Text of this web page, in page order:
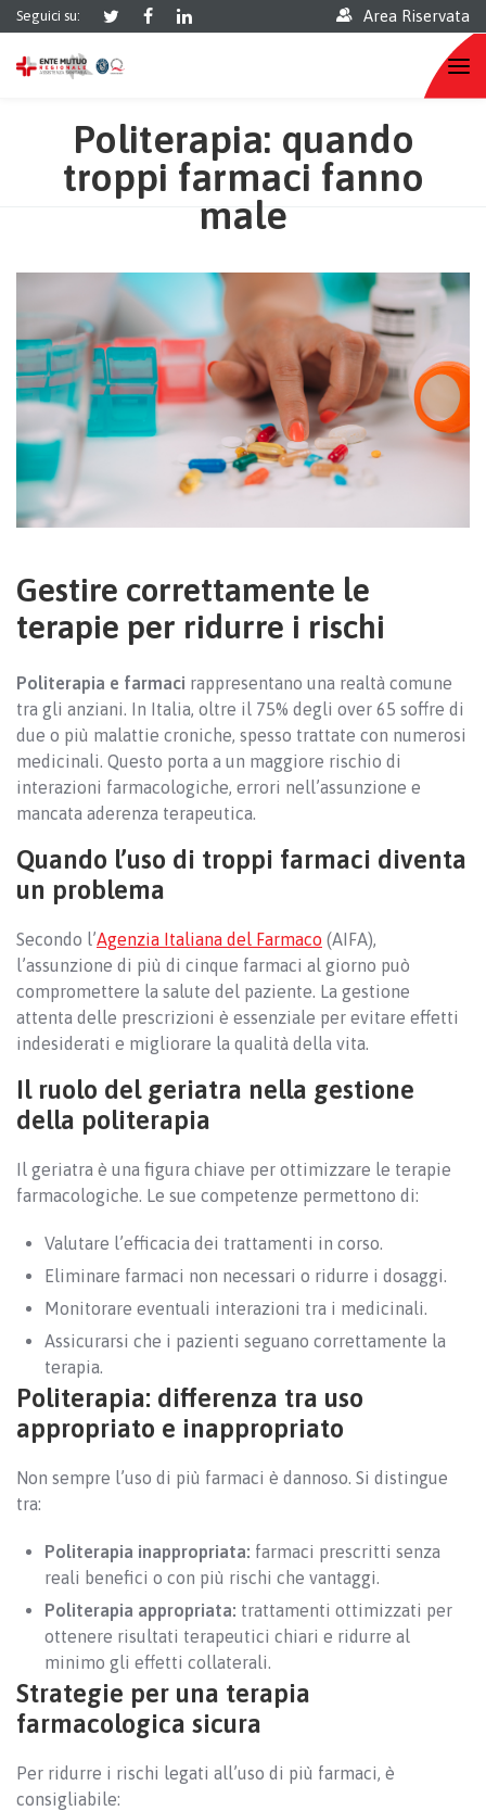
Seguici su: Area Riservata
Politerapia: quando
troppi farmaci fanno
male
Gestire correttamente le
terapie per ridurre i rischi
Politerapia e farmaci rappresentano una realtà comune
tra gli anziani. In Italia, oltre il 75% degli over 65 soffre di
due o più malattie croniche, spesso trattate con numerosi
medicinali. Questo porta a un maggiore rischio di
interazioni farmacologiche, errori nell’assunzione e
mancata aderenza terapeutica.
Quando l’uso di troppi farmaci diventa
un problema
Secondo l’Agenzia Italiana del Farmaco (AIFA),
l’assunzione di più di cinque farmaci al giorno può
compromettere la salute del paziente. La gestione
attenta delle prescrizioni è essenziale per evitare effetti
indesiderati e migliorare la qualità della vita.
Il ruolo del geriatra nella gestione
della politerapia
Il geriatra è una figura chiave per ottimizzare le terapie
farmacologiche. Le sue competenze permettono di:
Valutare l’efficacia dei trattamenti in corso.
Eliminare farmaci non necessari o ridurre i dosaggi.
Monitorare eventuali interazioni tra i medicinali.
Assicurarsi che i pazienti seguano correttamente la
terapia.
Politerapia: differenza tra uso
appropriato e inappropriato
Non sempre l’uso di più farmaci è dannoso. Si distingue
tra:
Politerapia inappropriata: farmaci prescritti senza
reali benefici o con più rischi che vantaggi.
Politerapia appropriata: trattamenti ottimizzati per
ottenere risultati terapeutici chiari e ridurre al
minimo gli effetti collaterali.
Strategie per una terapia
farmacologica sicura
Per ridurre i rischi legati all’uso di più farmaci, è
consigliabile: